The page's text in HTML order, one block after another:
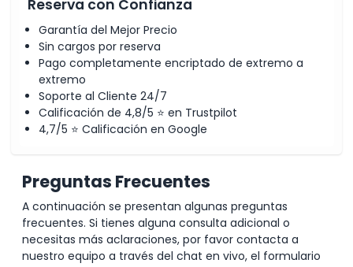
Reserva con Confianza
Garantía del Mejor Precio
Sin cargos por reserva
Pago completamente encriptado de extremo a
extremo
Soporte al Cliente 24/7
Calificación de 4,8/5 ⭐ en Trustpilot
4,7/5 ⭐ Calificación en Google
Preguntas Frecuentes
A continuación se presentan algunas preguntas
frecuentes. Si tienes alguna consulta adicional o
necesitas más aclaraciones, por favor contacta a
nuestro equipo a través del chat en vivo, el formulario